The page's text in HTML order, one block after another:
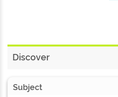
Discover
Subject